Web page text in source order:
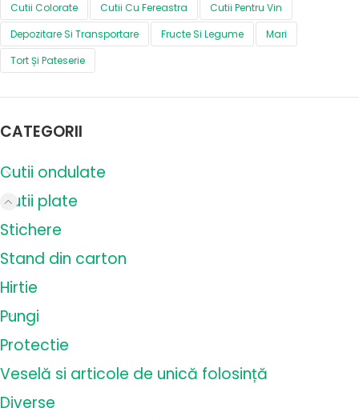
Cutii Colorate Cutii Cu Fereastra
Cutii Pentru Vin
Depozitare Si Transportare
Fructe Si Legume
Mari
Tort Și Pateserie
CATEGORII
Cutii ondulate
Cutii plate
Stichere
Stand din carton
Hirtie
Pungi
Protectie
Veselă si articole de unică folosință
Diverse